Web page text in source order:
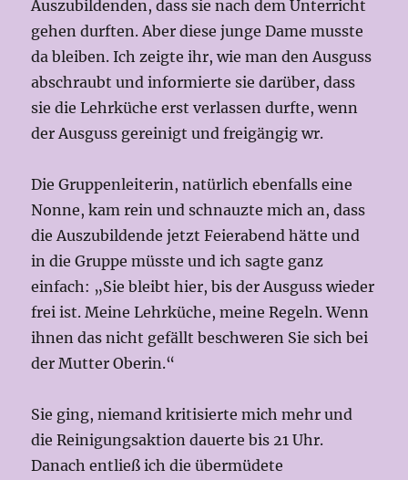
Auszubildenden, dass sie nach dem Unterricht
gehen durften. Aber diese junge Dame musste
da bleiben. Ich zeigte ihr, wie man den Ausguss
abschraubt und informierte sie darüber, dass
sie die Lehrküche erst verlassen durfte, wenn
der Ausguss gereinigt und freigängig wr.
Die Gruppenleiterin, natürlich ebenfalls eine
Nonne, kam rein und schnauzte mich an, dass
die Auszubildende jetzt Feierabend hätte und
in die Gruppe müsste und ich sagte ganz
einfach: „Sie bleibt hier, bis der Ausguss wieder
frei ist. Meine Lehrküche, meine Regeln. Wenn
ihnen das nicht gefällt beschweren Sie sich bei
der Mutter Oberin.“
Sie ging, niemand kritisierte mich mehr und
die Reinigungsaktion dauerte bis 21 Uhr.
Danach entließ ich die übermüdete